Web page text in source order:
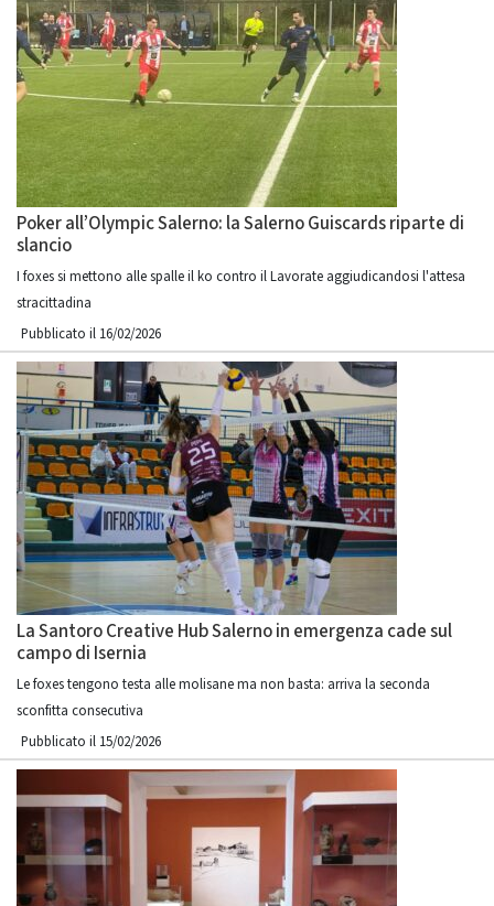
Poker all’Olympic Salerno: la Salerno Guiscards riparte di
slancio
I foxes si mettono alle spalle il ko contro il Lavorate aggiudicandosi l'attesa
stracittadina
Pubblicato il 16/02/2026
La Santoro Creative Hub Salerno in emergenza cade sul
campo di Isernia
Le foxes tengono testa alle molisane ma non basta: arriva la seconda
sconfitta consecutiva
Pubblicato il 15/02/2026